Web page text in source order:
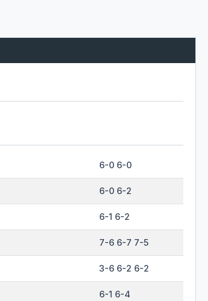
6-0 6-0
6-0 6-2
6-1 6-2
7-6 6-7 7-5
3-6 6-2 6-2
6-1 6-4